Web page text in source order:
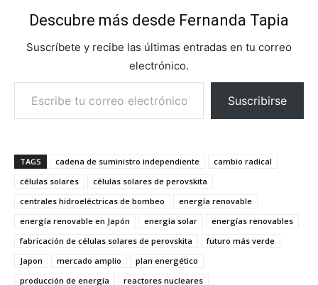
Descubre más desde Fernanda Tapia
Suscríbete y recibe las últimas entradas en tu correo
electrónico.
Escribe tu correo electrónico…
Suscribirse
TAGS cadena de suministro independiente
cambio radical
células solares
células solares de perovskita
centrales hidroeléctricas de bombeo
energía renovable
energía renovable en Japón
energía solar
energías renovables
fabricación de células solares de perovskita
futuro más verde
Japon
mercado amplio
plan energético
producción de energía
reactores nucleares